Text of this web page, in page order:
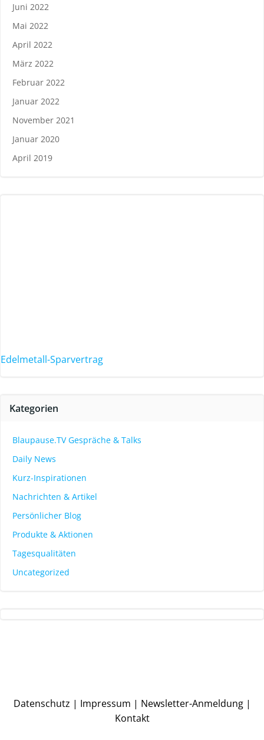
Juni 2022
Mai 2022
April 2022
März 2022
Februar 2022
Januar 2022
November 2021
Januar 2020
April 2019
Edelmetall-Sparvertrag
Kategorien
Blaupause.TV Gespräche & Talks
Daily News
Kurz-Inspirationen
Nachrichten & Artikel
Persönlicher Blog
Produkte & Aktionen
Tagesqualitäten
Uncategorized
Datenschutz | Impressum | Newsletter-Anmeldung|
Kontakt